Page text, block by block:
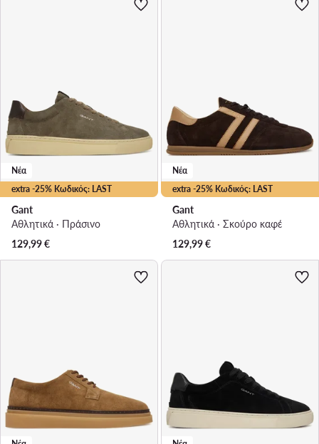
extra -25% Κωδικός: LAST
Νέα
Gant
Αθλητικά · Πράσινο
129,99€
extra -25% Κωδικός: LAST
Νέα
Gant
Αθλητικά · Σκούρο καφέ
129,99€